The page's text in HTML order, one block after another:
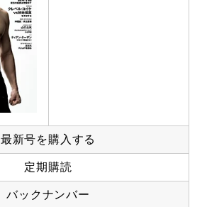
最新号を購入する
定期購読
バックナンバー